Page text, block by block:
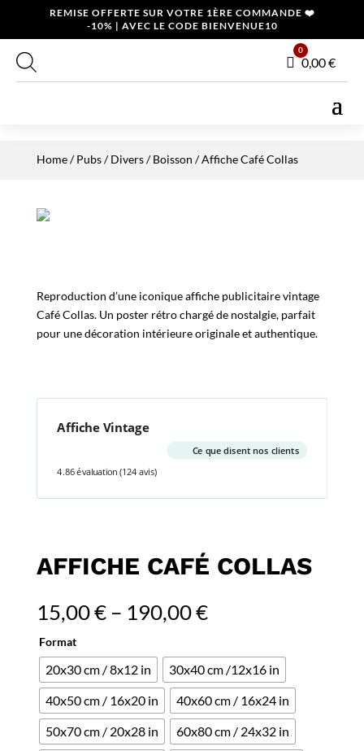
REMISE OFFERTE SUR VOTRE 1ÈRE COMMANDE ❤️
-10% | AVEC LE CODE BIENVENUE10
Panier
0
0,00€
Home/Pubs / Divers/Boisson / Affiche Café Collas
Reproduction d’une iconique affiche publicitaire vintage
Café Collas. Un poster rétro chargé de nostalgie, parfait
pour une décoration intérieure originale et authentique.
Affiche Vintage
Ce que disent nos clients
4.86 évaluation (124 avis)
AFFICHE CAFÉ COLLAS
15,00€– 190,00€
Format
20x30 cm / 8x12 in
30x40 cm /12x16 in
40x50 cm / 16x20 in
40x60 cm / 16x24 in
50x70 cm / 20x28 in
60x80 cm / 24x32 in